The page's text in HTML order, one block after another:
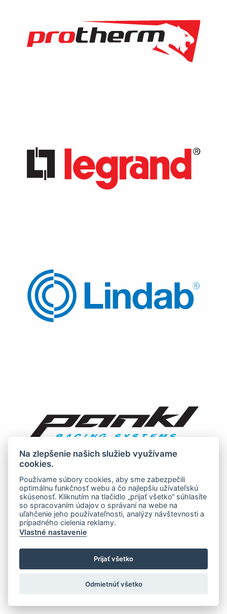
Na zlepšenie našich služieb využívame
cookies.
Používame súbory cookies, aby sme zabezpečili
optimálnu funkčnosť webu a čo najlepšiu užívateľskú
skúsenosť. Kliknutím na tlačidlo „prijať všetko“ súhlasíte
so spracovaním údajov o správaní na webe na
uľahčenie jeho používateľnosti, analýzy návštevnosti a
prípadného cielenia reklamy.
Vlastné nastavenie
Prijať všetko
Odmietnúť všetko